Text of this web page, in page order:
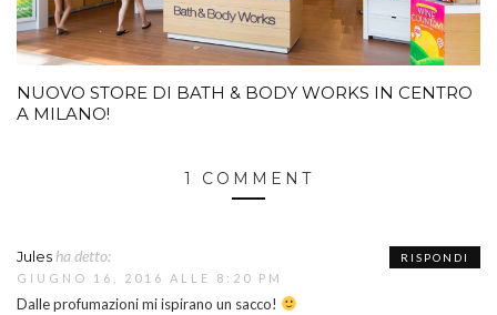
NUOVO STORE DI BATH & BODY WORKS IN CENTRO
A MILANO!
1 COMMENT
Jules ha detto:
GIUGNO 16, 2016 ALLE 8:20 PM
Dalle profumazioni mi ispirano un sacco!
RISPONDI